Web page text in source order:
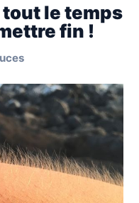
le temps
fin !